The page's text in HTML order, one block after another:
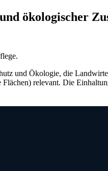
ökologischer
und Ökologie, die
relevant. Die